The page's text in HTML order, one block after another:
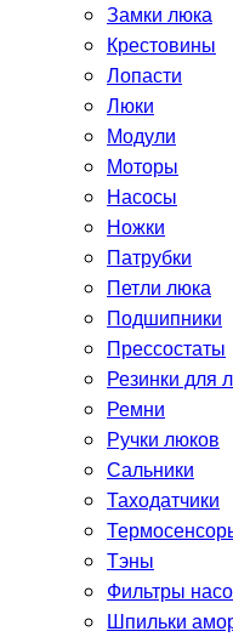
Замки люка
Крестовины
Лопасти
Люки
Модули
Моторы
Насосы
Ножки
Патрубки
Петли люка
Подшипники
Прессостаты
Резинки для
Ремни
Ручки люков
Сальники
Таходатчики
Тэны
Фильтры
Шпильки